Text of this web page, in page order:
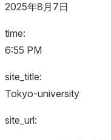
2025年8月7日
time:
6:55 PM
site_title:
Tokyo-university
site_url: